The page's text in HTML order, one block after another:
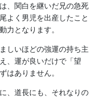
、関白を継いだ兄の急死
よく男児を出産したこと
力となります。
しいほどの強運の持ち主
、運が良いだけで「望
はありません。
、道長にも、それなりの